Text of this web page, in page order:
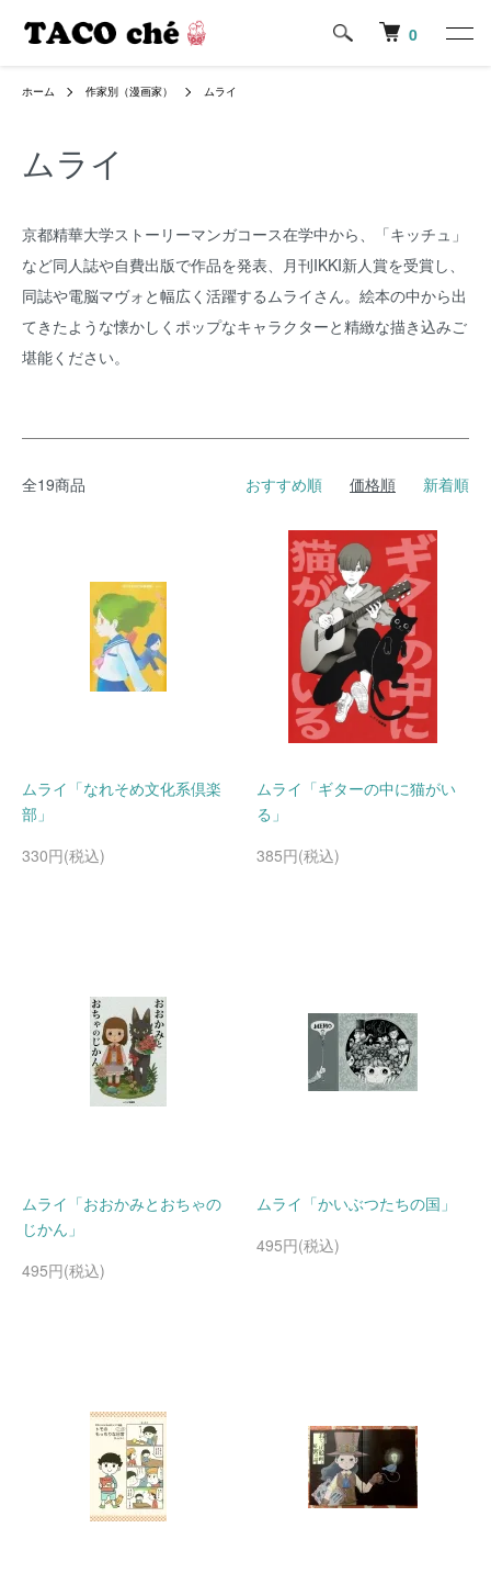
0
ホーム 作家別（漫画家） ムライ
ムライ
京都精華大学ストーリーマンガコース在学中から、「キッチュ」
など同人誌や自費出版で作品を発表、月刊IKKI新人賞を受賞し、
同誌や電脳マヴォと幅広く活躍するムライさん。絵本の中から出
てきたような懐かしくポップなキャラクターと精緻な描き込みご
堪能ください。
全19商品 おすすめ順 価格順 新着順
ムライ「なれそめ文化系倶楽
部」
330円(税込)
ムライ「ギターの中に猫がい
る」
385円(税込)
ムライ「おおかみとおちゃの
じかん」
495円(税込)
ムライ「かいぶつたちの国」
495円(税込)